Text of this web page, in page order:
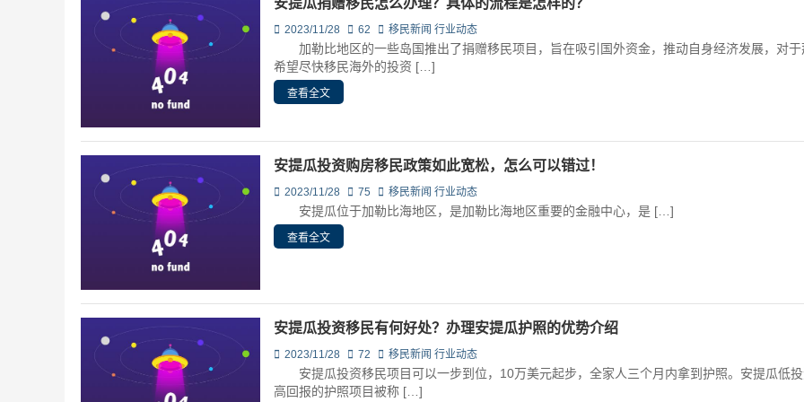
安提瓜捐赠移民怎么办理？具体的流程是怎样的？
2023/11/28 62 移民新闻 行业动态
加勒比地区的一些岛国推出了捐赠移民项目，旨在吸引国外资金，推动自身经济发展，对于
希望尽快移民海外的投资 […]
查看全文
安提瓜投资购房移民政策如此宽松，怎么可以错过！
2023/11/28 75 移民新闻 行业动态
安提瓜位于加勒比海地区，是加勒比海地区重要的金融中心，是 […]
查看全文
安提瓜投资移民有何好处？办理安提瓜护照的优势介绍
2023/11/28 72 移民新闻 行业动态
安提瓜投资移民项目可以一步到位，10万美元起步，全家人三个月内拿到护照。安提瓜低投
高回报的护照项目被称 […]